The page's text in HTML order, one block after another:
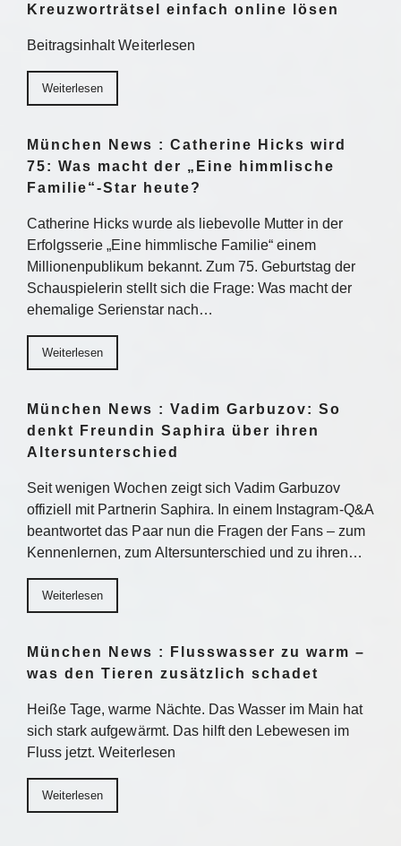
Kreuzworträtsel einfach online lösen
Beitragsinhalt Weiterlesen
Weiterlesen
München News : Catherine Hicks wird
75: Was macht der „Eine himmlische
Familie“-Star heute?
Catherine Hicks wurde als liebevolle Mutter in der
Erfolgsserie „Eine himmlische Familie“ einem
Millionenpublikum bekannt. Zum 75. Geburtstag der
Schauspielerin stellt sich die Frage: Was macht der
ehemalige Serienstar nach…
Weiterlesen
München News : Vadim Garbuzov: So
denkt Freundin Saphira über ihren
Altersunterschied
Seit wenigen Wochen zeigt sich Vadim Garbuzov
offiziell mit Partnerin Saphira. In einem Instagram-Q&A
beantwortet das Paar nun die Fragen der Fans – zum
Kennenlernen, zum Altersunterschied und zu ihren…
Weiterlesen
München News : Flusswasser zu warm –
was den Tieren zusätzlich schadet
Heiße Tage, warme Nächte. Das Wasser im Main hat
sich stark aufgewärmt. Das hilft den Lebewesen im
Fluss jetzt. Weiterlesen
Weiterlesen